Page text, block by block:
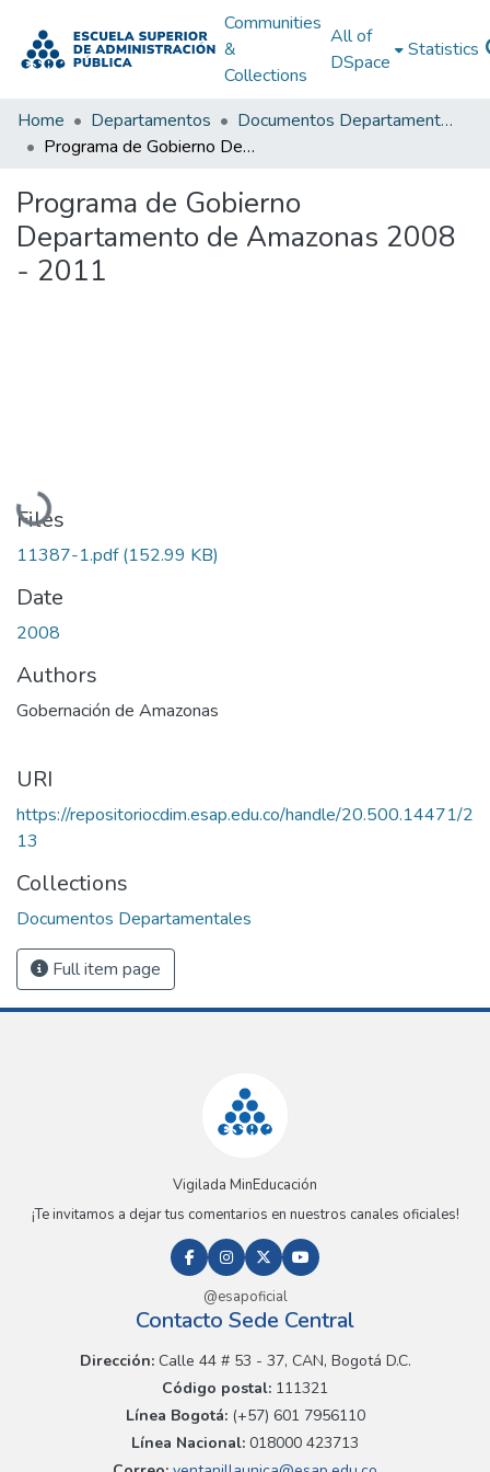
Communities
&
Collections
All of
DSpace
Statistics
Home Departamentos
Documentos Departamentales
Programa de Gobierno Departamento de Amazonas 2008 - 2011
Programa de Gobierno
Departamento de Amazonas 2008
- 2011
Loading...
Files
11387-1.pdf(152.99 KB)
Date
2008
Authors
Gobernación de Amazonas
URI
https://repositoriocdim.esap.edu.co/handle/20.500.14471/2
13
Collections
Documentos Departamentales
Full item page
Vigilada MinEducación
¡Te invitamos a dejar tus comentarios en nuestros canales oficiales!
@esapoficial
Contacto Sede Central
Dirección:Calle 44 # 53 - 37, CAN, Bogotá D.C.
Código postal: 111321
Línea Bogotá:(+57) 601 7956110
Línea Nacional: 018000 423713